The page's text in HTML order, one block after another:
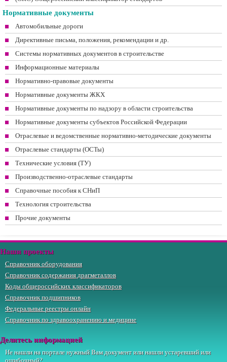
Нормативные документы
Автомобильные дороги
Директивные письма, положения, рекомендации и др.
Системы нормативных документов в строительстве
Информационные материалы
Нормативно-правовые документы
Нормативные документы ЖКХ
Нормативные документы по надзору в области строительства
Нормативные документы субъектов Российской Федерации
Отраслевые и ведомственные нормативно-методические документы
Отраслевые стандарты (ОСТы)
Технические условия (ТУ)
Производственно-отраслевые стандарты
Справочные пособия к СНиП
Технология строительства
Прочие документы
Наши проекты
Справочник оборудования
Справочник содержания драгметаллов
Коды общероссийских классификаторов
Справочник подшипников
Федеральные реестры онлайн
Справочник по здравоохранению и медицине
Делитесь информацией
Не нашли на портале нужный Вам документ или нашли устаревший или
ошибочный?